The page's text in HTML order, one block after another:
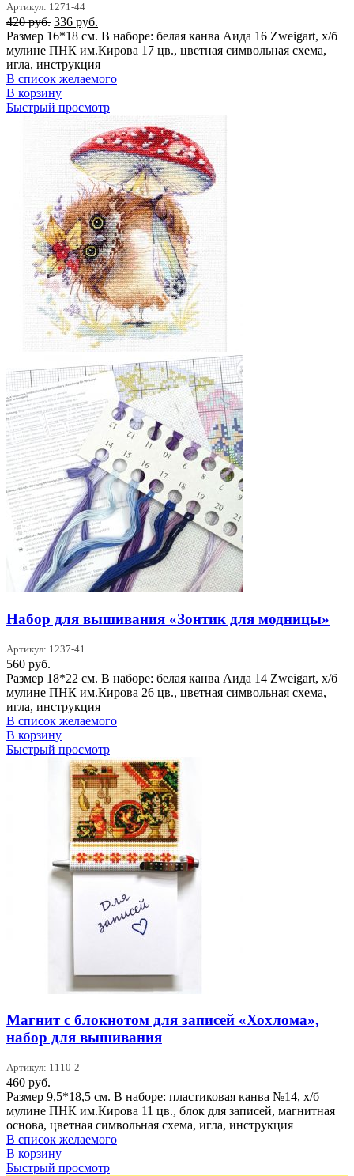
Артикул: 1271-44
420руб. Первоначальная
цена
составляла
420 руб..
336 руб.
цена:
336 руб..
Размер 16*18 см. В наборе: белая канва Аида 16 Zweigart, х/б
мулине ПНК им.Кирова 17 цв., цветная символьная схема,
игла, инструкция
В список желаемого
В корзину
Быстрый просмотр
Набор для вышивания «Зонтик для модницы»
Артикул: 1237-41
560 руб.
Размер 18*22 см. В наборе: белая канва Аида 14 Zweigart, х/б
мулине ПНК им.Кирова 26 цв., цветная символьная схема,
игла, инструкция
В список желаемого
В корзину
Быстрый просмотр
Магнит с блокнотом для записей «Хохлома»,
набор для вышивания
Артикул: 1110-2
460 руб.
Размер 9,5*18,5 см. В наборе: пластиковая канва №14, х/б
мулине ПНК им.Кирова 11 цв., блок для записей, магнитная
основа, цветная символьная схема, игла, инструкция
В список желаемого
В корзину
Быстрый просмотр